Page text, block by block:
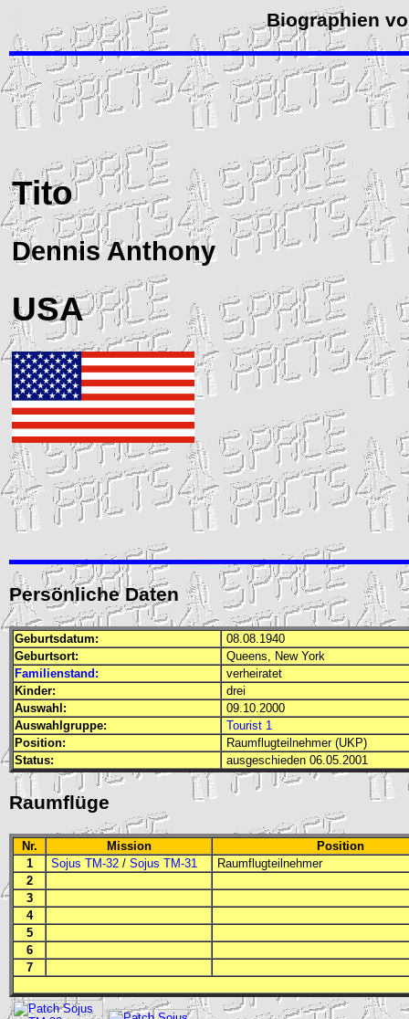
Biographien
Tito
Dennis Anthony
USA
Persönliche Daten
Geburtsdatum:
08.08.1940
Geburtsort:
Queens, New York
Familienstand:
verheiratet
Kinder:
drei
Auswahl:
09.10.2000
Auswahlgruppe:
Tourist 1
Position:
Raumflugteilnehmer (UKP)
Status:
ausgeschieden 06.05.2001
Raumflüge
Nr. Mission
Position
1
Sojus TM-32 / Sojus TM-31
Raumflugteilnehmer
2
3
4
5
6
7